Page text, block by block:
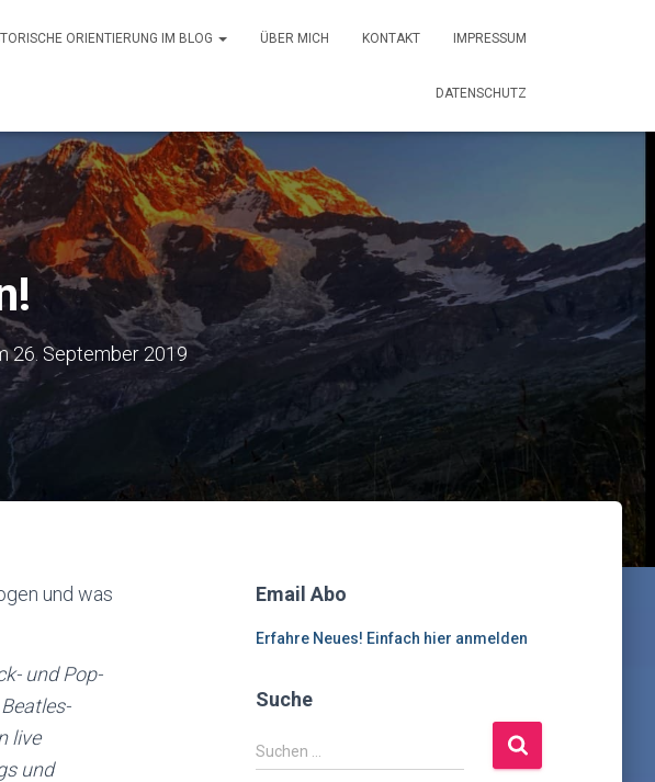
ORIENTIERUNG IM BLOG ÜBER MICH KONTAKT IMPRESSUM
DATENSCHUTZ
26. September 2019
und was
und Pop-
live
und
Email Abo
Erfahre Neues! Einfach hier anmelden
Suche
S
u
Suchen …